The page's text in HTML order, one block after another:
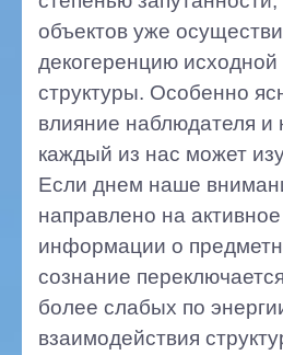
объектов уже
декогеренцию исходной
структуры. Особенно
влияние наблюдателя и
каждый из нас может
Если днем наше
направлено на
информации о
сознание
более слабых по
взаимодействия